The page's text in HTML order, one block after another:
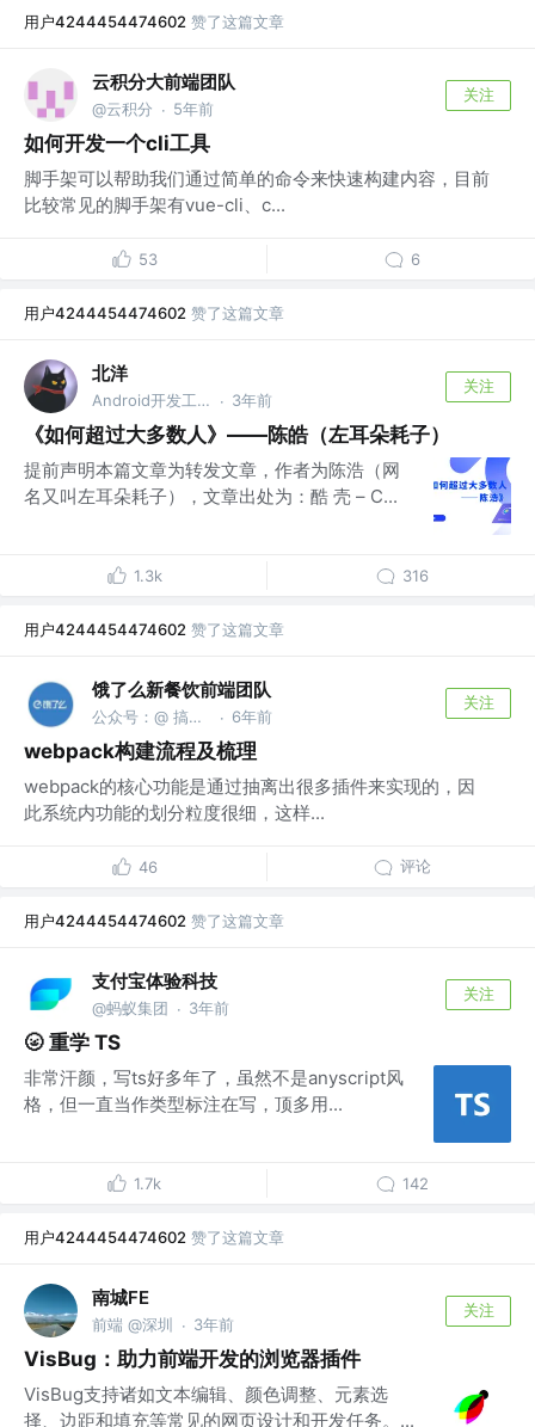
用户4244454474602 赞了这篇文章
云积分大前端团队
@云积分 · 5年前
关注
如何开发一个cli工具
脚手架可以帮助我们通过简单的命令来快速构建内容，目前
比较常见的脚手架有vue-cli、c...
53 6
用户4244454474602 赞了这篇文章
北洋
Android开发工程师 · 3年前
关注
《如何超过大多数人》——陈皓（左耳朵耗子）
提前声明本篇文章为转发文章，作者为陈浩（网
名又叫左耳朵耗子），文章出处为：酷 壳 – C...
1.3k 316
用户4244454474602 赞了这篇文章
饿了么新餐饮前端团队
公众号：@ 搞事的前端 @饿了么 · 6年前
关注
webpack构建流程及梳理
webpack的核心功能是通过抽离出很多插件来实现的，因
此系统内功能的划分粒度很细，这样...
46 评论
用户4244454474602 赞了这篇文章
支付宝体验科技
@蚂蚁集团 · 3年前
关注
🌝 重学 TS
非常汗颜，写ts好多年了，虽然不是anyscript风
格，但一直当作类型标注在写，顶多用...
1.7k 142
用户4244454474602 赞了这篇文章
南城FE
前端 @深圳 · 3年前
关注
VisBug：助力前端开发的浏览器插件
VisBug支持诸如文本编辑、颜色调整、元素选
择、边距和填充等常见的网页设计和开发任务。...